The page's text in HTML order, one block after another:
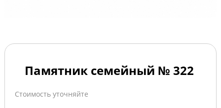
Памятник семейный № 322
Стоимость уточняйте